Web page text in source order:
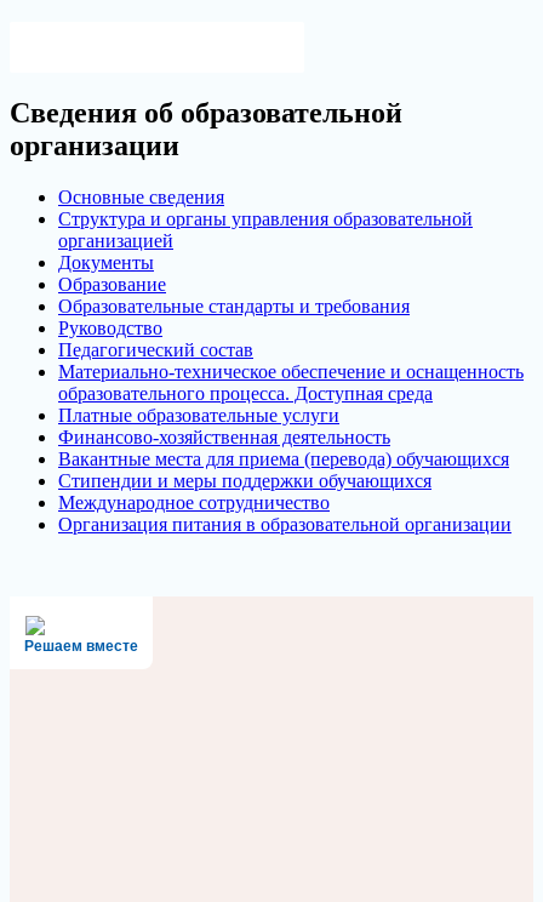
Сведения об образовательной
организации
Основные сведения
Структура и органы управления образовательной
организацией
Документы
Образование
Образовательные стандарты и требования
Руководство
Педагогический состав
Материально-техническое обеспечение и оснащенность
образовательного процесса. Доступная среда
Платные образовательные услуги
Финансово-хозяйственная деятельность
Вакантные места для приема (перевода) обучающихся
Стипендии и меры поддержки обучающихся
Международное сотрудничество
Организация питания в образовательной организации
Решаем вместе